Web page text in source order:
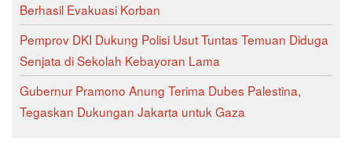
Berhasil Evakuasi Korban
Pemprov DKI Dukung Polisi Usut Tuntas Temuan Diduga
Senjata di Sekolah Kebayoran Lama
Gubernur Pramono Anung Terima Dubes Palestina,
Tegaskan Dukungan Jakarta untuk Gaza